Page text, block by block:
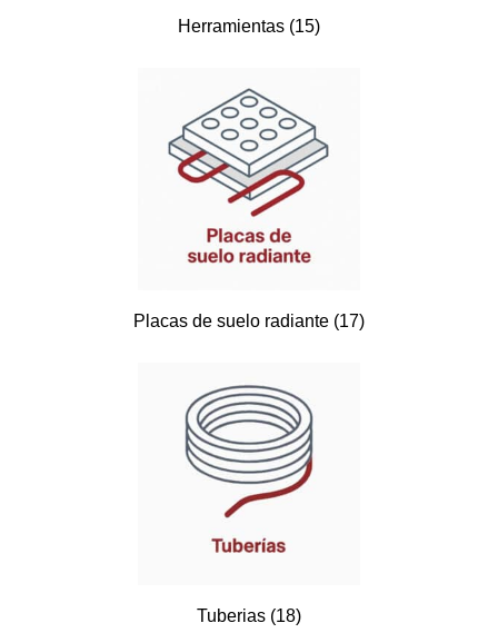
Herramientas (15)
Placas de suelo radiante (17)
Tuberias (18)